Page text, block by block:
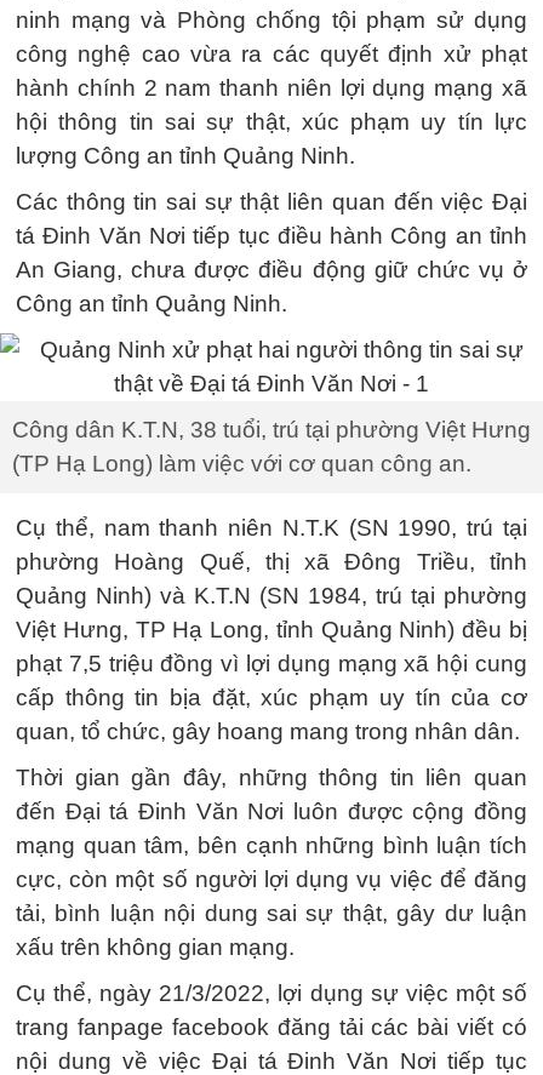
ninh mạng và Phòng chống tội phạm sử dụng
công nghệ cao vừa ra các quyết định xử phạt
hành chính 2 nam thanh niên lợi dụng mạng xã
hội thông tin sai sự thật, xúc phạm uy tín lực
lượng Công an tỉnh Quảng Ninh.
Các thông tin sai sự thật liên quan đến việc Đại
tá Đinh Văn Nơi tiếp tục điều hành Công an tỉnh
An Giang, chưa được điều động giữ chức vụ ở
Công an tỉnh Quảng Ninh.
Công dân K.T.N, 38 tuổi, trú tại phường Việt Hưng
(TP Hạ Long) làm việc với cơ quan công an.
Cụ thể, nam thanh niên N.T.K (SN 1990, trú tại
phường Hoàng Quế, thị xã Đông Triều, tỉnh
Quảng Ninh) và K.T.N (SN 1984, trú tại phường
Việt Hưng, TP Hạ Long, tỉnh Quảng Ninh) đều bị
phạt 7,5 triệu đồng vì lợi dụng mạng xã hội cung
cấp thông tin bịa đặt, xúc phạm uy tín của cơ
quan, tổ chức, gây hoang mang trong nhân dân.
Thời gian gần đây, những thông tin liên quan
đến Đại tá Đinh Văn Nơi luôn được cộng đồng
mạng quan tâm, bên cạnh những bình luận tích
cực, còn một số người lợi dụng vụ việc để đăng
tải, bình luận nội dung sai sự thật, gây dư luận
xấu trên không gian mạng.
Cụ thể, ngày 21/3/2022, lợi dụng sự việc một số
trang fanpage facebook đăng tải các bài viết có
nội dung về việc Đại tá Đinh Văn Nơi tiếp tục